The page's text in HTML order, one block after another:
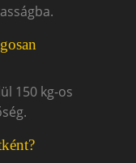
150 kg-os